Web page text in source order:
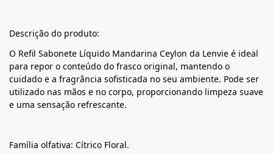
Descrição do produto:
O Refil Sabonete Líquido Mandarina Ceylon da Lenvie é ideal
para repor o conteúdo do frasco original, mantendo o
cuidado e a fragrância sofisticada no seu ambiente. Pode ser
utilizado nas mãos e no corpo, proporcionando limpeza suave
e uma sensação refrescante.
Família olfativa: Cítrico Floral.